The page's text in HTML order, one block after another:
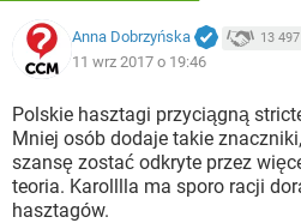
Anna Dobrzyńska 13 497
11 wrz 2017 o 19:46
Polskie hasztagi przyciągną
Mniej osób dodaje takie
szansę zostać odkryte przez
teoria. Karolllla ma sporo racji
hasztagów.